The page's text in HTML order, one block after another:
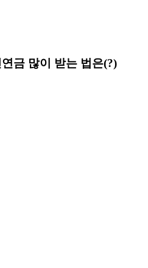
금 많이 받는 법은(?)